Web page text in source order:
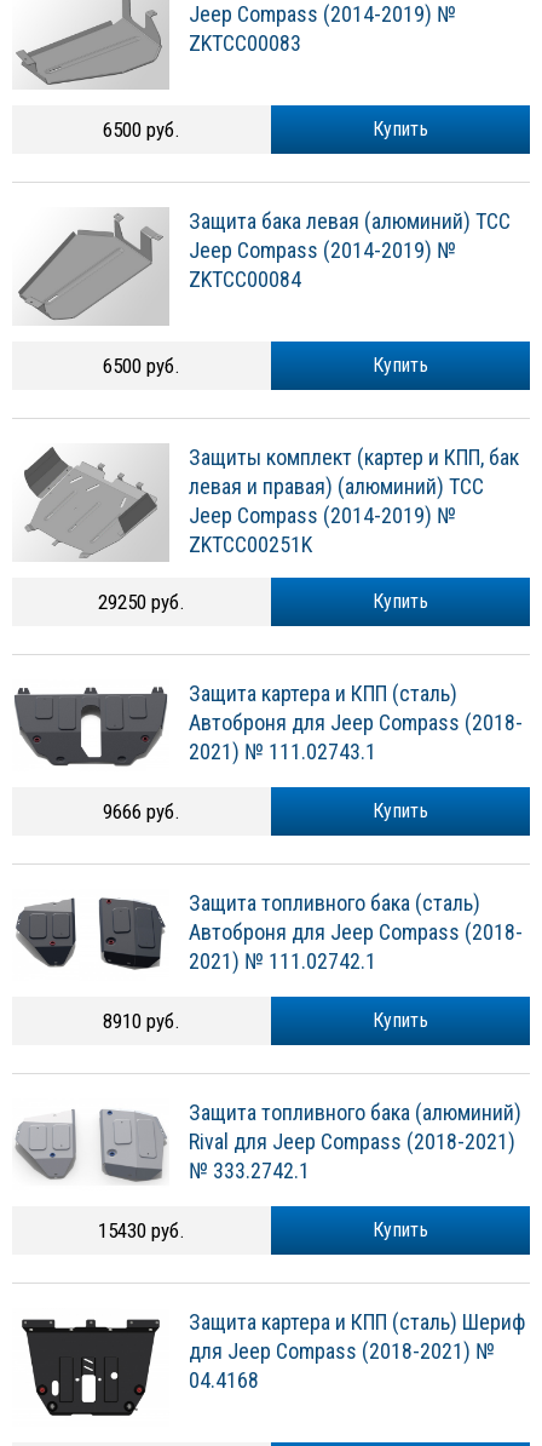
Jeep Compass (2014-2019) №
ZKTCC00083
Купить
6500 руб.
Защита бака левая (алюминий) ТСС
Jeep Compass (2014-2019) №
ZKTCC00084
Купить
6500 руб.
Защиты комплект (картер и КПП, бак
левая и правая) (алюминий) ТСС
Jeep Compass (2014-2019) №
ZKTCC00251K
Купить
29250 руб.
Защита картера и КПП (сталь)
Автоброня для Jeep Compass (2018-
2021) № 111.02743.1
Купить
9666 руб.
Защита топливного бака (сталь)
Автоброня для Jeep Compass (2018-
2021) № 111.02742.1
Купить
8910 руб.
Защита топливного бака (алюминий)
Rival для Jeep Compass (2018-2021)
№ 333.2742.1
Купить
15430 руб.
Защита картера и КПП (сталь) Шериф
для Jeep Compass (2018-2021) №
04.4168